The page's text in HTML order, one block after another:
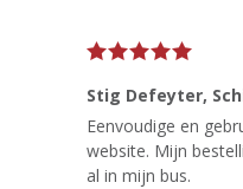
Stig Defeyter,
Eenvoudige en
website. Mijn
al in mijn bus.